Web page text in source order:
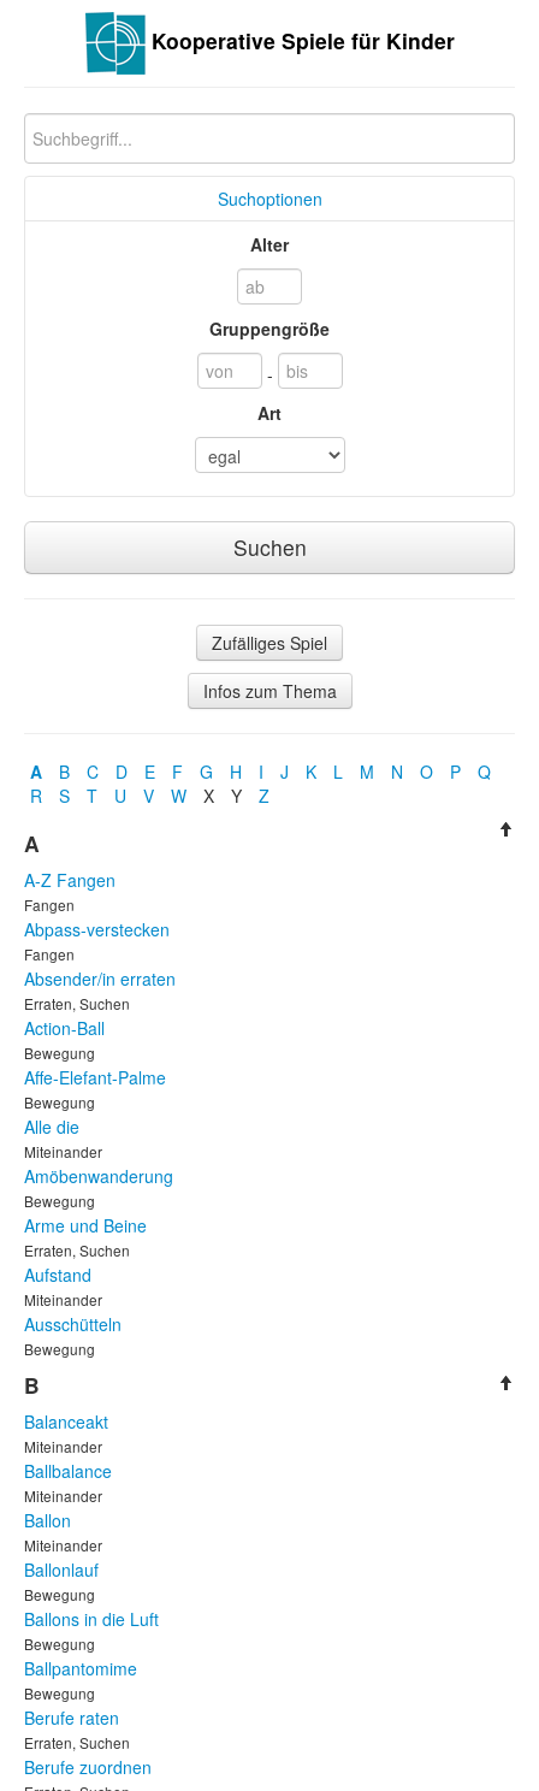
Kooperative Spiele für Kinder
Suchoptionen
Alter
Gruppengröße
-
Art
Zufälliges Spiel
Infos zum Thema
A B C D E F G H I J K L M N O P
Q
R
S T U V W X Y Z
A
A-Z Fangen
Fangen
Abpass-verstecken
Fangen
Absender/in erraten
Erraten, Suchen
Action-Ball
Bewegung
Affe-Elefant-Palme
Bewegung
Alle die
Miteinander
Amöbenwanderung
Bewegung
Arme und Beine
Erraten, Suchen
Aufstand
Miteinander
Ausschütteln
Bewegung
B
Balanceakt
Miteinander
Ballbalance
Miteinander
Ballon
Miteinander
Ballonlauf
Bewegung
Ballons in die Luft
Bewegung
Ballpantomime
Bewegung
Berufe raten
Erraten, Suchen
Berufe zuordnen